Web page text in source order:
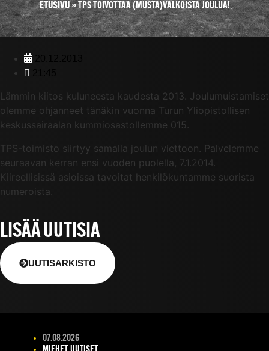
ETUSIVU»TPS TOIVOTTAA (MUSTA)VALKOISTA JOULUA!
Lämmin kiitos kuluneesta kaudesta 2013. Joulumuistamiset
olemme ohjanneet tänäkin vuonna Turun Yliopistollisen
keskussairaalan kummiosastollemme 015.
TPS-toimisto siirtyy samalla joulun viettoon. Palvelemme
seuraavan kerran ensi vuoden puolella, 7.1.2014.
Kiireellisissä asioissa tavoitat henkilökuntamme suorista
numeroista.
LISÄÄ UUTISIA
UUTISARKISTO
07.08.2026